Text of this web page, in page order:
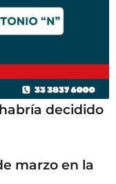
decidido
marzo en la